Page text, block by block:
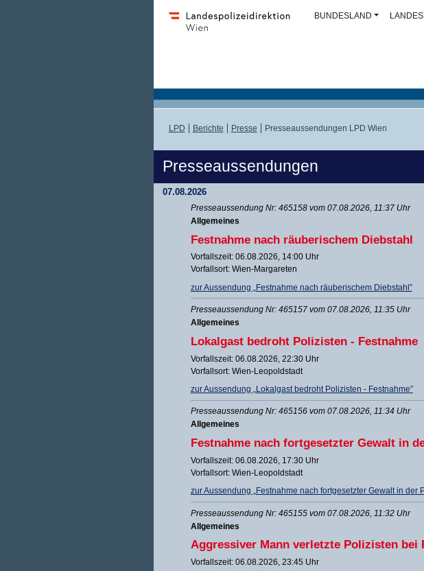
BUNDESLAND
LPD Berichte Presse Presseaussendungen LPD Wien
Presseaussendungen
07.08.2026
Presseaussendung Nr: 465158 vom 07.08.2026, 11:37 Uhr
Allgemeines
Festnahme nach räuberischem Diebstahl
Vorfallszeit: 06.08.2026, 14:00 Uhr
Vorfallsort: Wien-Margareten
zur Aussendung „Festnahme nach räuberischem Diebstahl”
Presseaussendung Nr: 465157 vom 07.08.2026, 11:35 Uhr
Allgemeines
Lokalgast bedroht Polizisten - Festnahme
Vorfallszeit: 06.08.2026, 22:30 Uhr
Vorfallsort: Wien-Leopoldstadt
zur Aussendung „Lokalgast bedroht Polizisten - Festnahme”
Presseaussendung Nr: 465156 vom 07.08.2026, 11:34 Uhr
Allgemeines
Festnahme nach fortgesetzter Gewalt in
Vorfallszeit: 06.08.2026, 17:30 Uhr
Vorfallsort: Wien-Leopoldstadt
zur Aussendung „Festnahme nach fortgesetzter Gewalt in der
Presseaussendung Nr: 465155 vom 07.08.2026, 11:32 Uhr
Allgemeines
Aggressiver Mann verletzte Polizisten bei
Vorfallszeit: 06.08.2026, 23:45 Uhr